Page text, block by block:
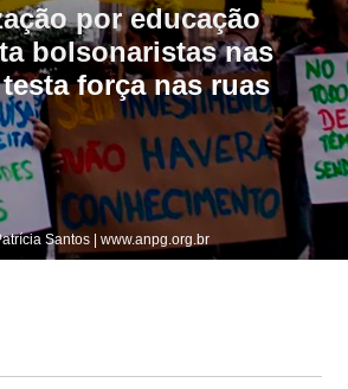
por educação
bolsonaristas nas
força nas ruas
Santos | www.anpg.org.br